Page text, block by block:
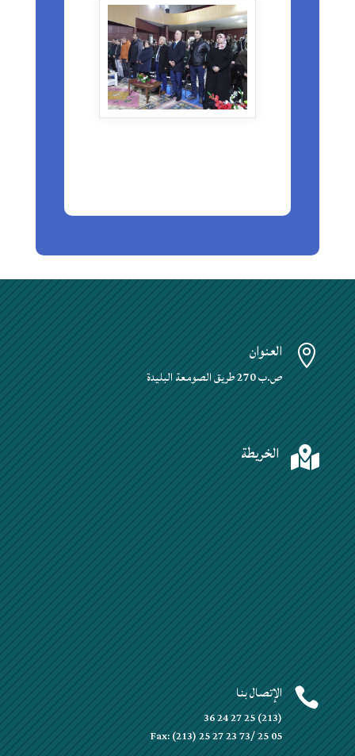
 العنوان
ص.ب 270 طريق الصومعة البليدة
 الخريطة
 الإتصال بنا
(213) 25 27 24 36
Fax: (213) 25 27 23 73/ 25 05